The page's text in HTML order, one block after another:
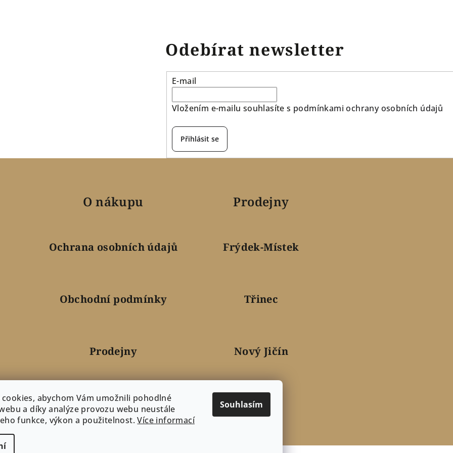
cookies, abychom Vám umožnili pohodlné
a díky analýze provozu webu neustále
funkce, výkon a použitelnost.Více informací
Souhlasím
Odebírat newsletter
E-mail
Vložením e-mailu souhlasíte s podmínkami ochrany osobních údajů
Přihlásit se
O nákupu
Ochrana osobních údajů
Obchodní podmínky
Prodejny
Doprava a platba
Prodejny
Frýdek-Místek
Třinec
Nový Jičín